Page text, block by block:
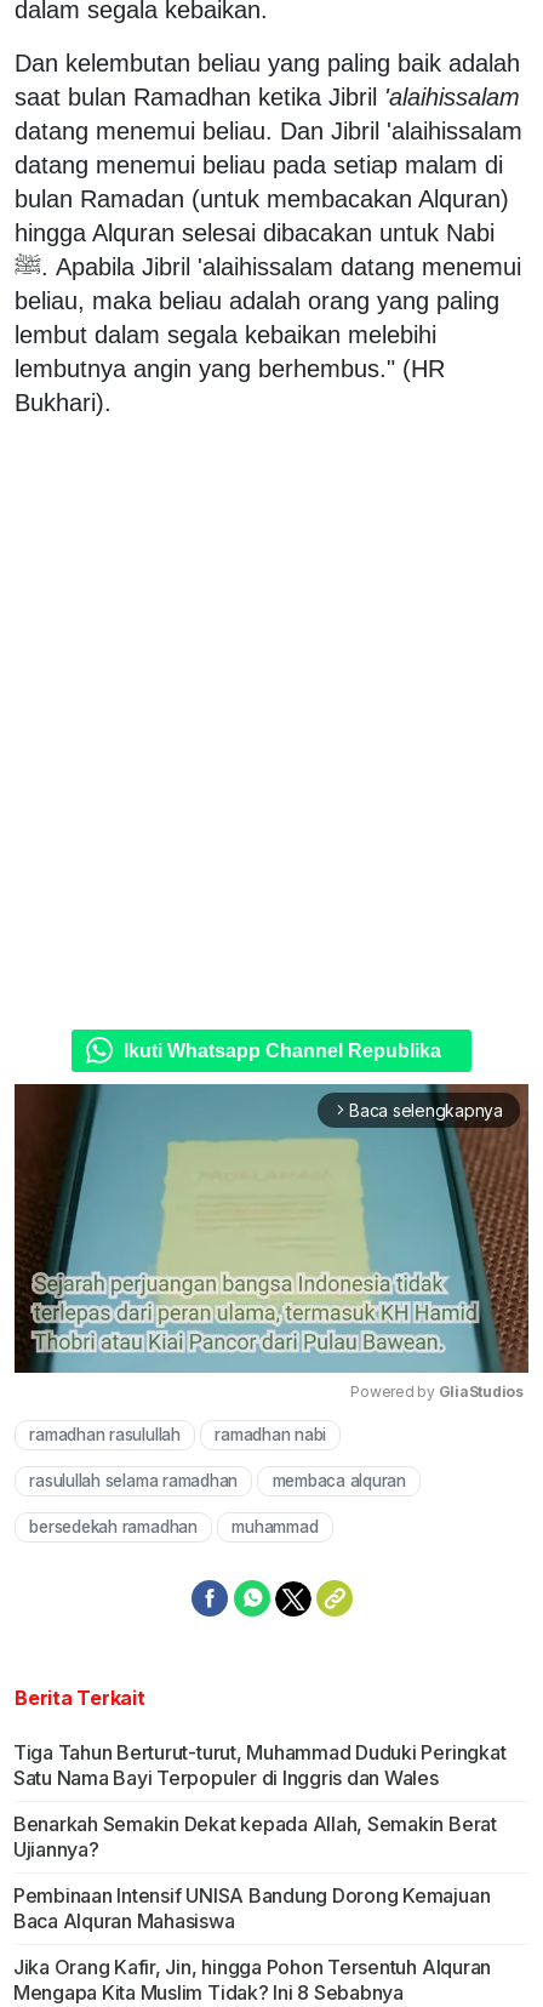
dalam segala kebaikan.
Dan kelembutan beliau yang paling baik adalah
saat bulan Ramadhan ketika Jibril 'alaihissalam
datang menemui beliau. Dan Jibril 'alaihissalam
datang menemui beliau pada setiap malam di
bulan Ramadan (untuk membacakan Alquran)
hingga Alquran selesai dibacakan untuk Nabi
ﷺ. Apabila Jibril 'alaihissalam datang menemui
beliau, maka beliau adalah orang yang paling
lembut dalam segala kebaikan melebihi
lembutnya angin yang berhembus." (HR
Bukhari).
Ikuti Whatsapp Channel Republika
arrow_forward_ios Baca selengkapnya
Powered by GliaStudios
ramadhan rasulullah ramadhan nabi
rasulullah selama ramadhan membaca alquran
bersedekah ramadhan muhammad
Berita Terkait
Tiga Tahun Berturut-turut, Muhammad Duduki Peringkat
Satu Nama Bayi Terpopuler di Inggris dan Wales
Benarkah Semakin Dekat kepada Allah, Semakin Berat
Ujiannya?
Pembinaan Intensif UNISA Bandung Dorong Kemajuan
Baca Alquran Mahasiswa
Jika Orang Kafir, Jin, hingga Pohon Tersentuh Alquran
Mengapa Kita Muslim Tidak? Ini 8 Sebabnya